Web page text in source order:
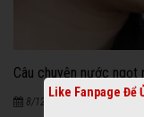
Câu chuyện nước ngọt
8/12/2020
|
Like Fanpage Để